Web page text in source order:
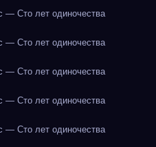
— Сто лет одиночества
— Сто лет одиночества
— Сто лет одиночества
— Сто лет одиночества
— Сто лет одиночества